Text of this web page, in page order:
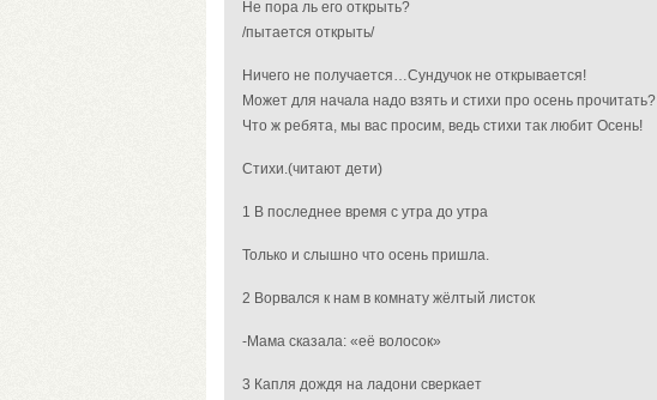
Не пора ль его открыть?
/пытается открыть/
Ничего не получается…Сундучок не открывается!
Может для начала надо взять и стихи про осень прочитать?
Что ж ребята, мы вас просим, ведь стихи так любит Осень!
Стихи.(читают дети)
1 В последнее время с утра до утра
Только и слышно что осень пришла.
2 Ворвался к нам в комнату жёлтый листок
-Мама сказала: «её волосок»
3 Капля дождя на ладони сверкает